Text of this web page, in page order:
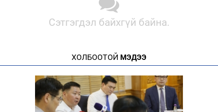
Сэтгэгдэл байхгүй байна.
ХОЛБООТОЙ МЭДЭЭ